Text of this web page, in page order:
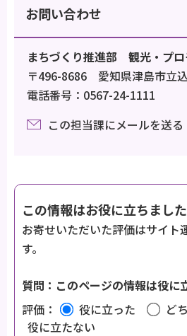
お問い合わせ
まちづくり推進部 観光・プ
〒496-8686 愛知県津島市立
電話番号：0567-24-1111
この担当課にメールを送る
この情報はお役に立ちまし
お寄せいただいた評価はサイト
す。
質問：このページの情報は役に
評価：
役に立った
ど
役に立たない